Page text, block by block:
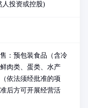
人投资或控股)
：预包装食品（含冷
肉类、蛋类、水产
依法须经批准的项
后方可开展经营活